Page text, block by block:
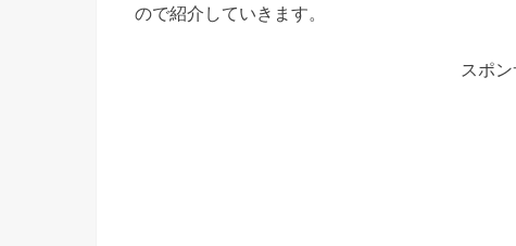
ので紹介していきます。
スポ